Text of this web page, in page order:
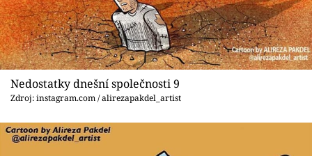
Nedostatky dnešní společnosti 9
Zdroj: instagram.com / alirezapakdel_artist